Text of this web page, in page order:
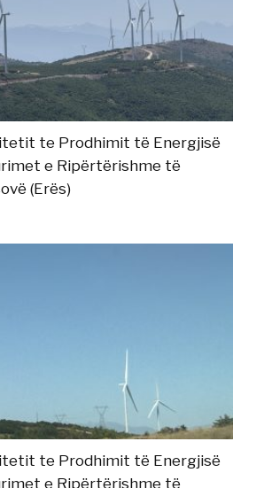
te Prodhimit të Energjisë
e Ripërtërishme të
(Erës)
te Prodhimit të Energjisë
e Ripërtërishme të